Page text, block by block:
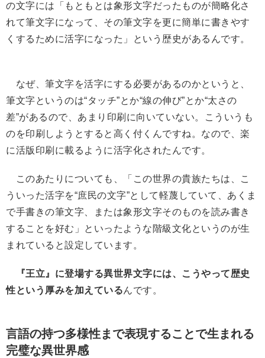
の文字には「もともとは象形文字だったものが簡略化さ
れて筆文字になって、その筆文字を更に簡単に書きやす
くするために活字になった」という歴史があるんです。
なぜ、筆文字を活字にする必要があるのかというと、
筆文字というのは“タッチ”とか“線の伸び”とか“太さの
差”があるので、あまり印刷に向いていない。こういうも
のを印刷しようとすると高く付くんですね。なので、楽
に活版印刷に載るように活字化されたんです。
このあたりについても、「この世界の貴族たちは、こ
ういった活字を“庶民の文字”として軽蔑していて、あくま
で手書きの筆文字、または象形文字そのものを読み書き
することを好む」といったような階級文化というのが生
まれていると設定しています。
『王立』に登場する異世界文字には、こうやって歴史
性という厚みを加えているんです。
言語の持つ多様性まで表現することで生まれる
完璧な異世界感